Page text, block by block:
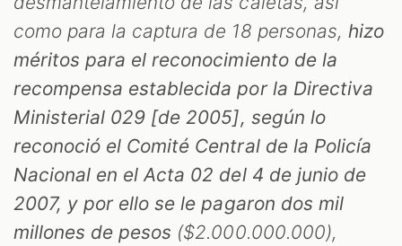
como para la captura de 18 personas, hizo
méritos para el reconocimiento de la
recompensa establecida por la Directiva
Ministerial 029 [de 2005], según lo
reconoció el Comité Central de la Policía
Nacional en el Acta 02 del 4 de junio de
2007, y por ello se le pagaron dos mil
millones de pesos ($2.000.000.000),